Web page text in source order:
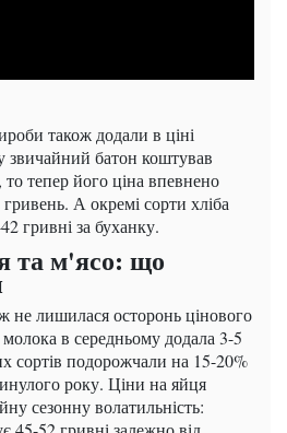
також додали в ціні
звичайний батон коштував
тепер його ціна впевнено
А окремі сорти хліба
гривні за буханку.
та м'ясо: що
не лишилася осторонь цінового
молока в середньому додала 3-5
сортів подорожчали на 15-20%
року. Ціни на яйця
сезонну волатильність: